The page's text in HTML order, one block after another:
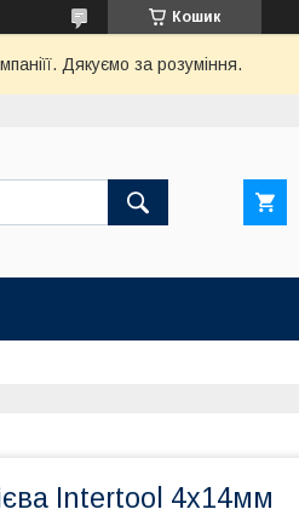
Кошик
Дякуємо за розуміння.
Intertool 4х14мм